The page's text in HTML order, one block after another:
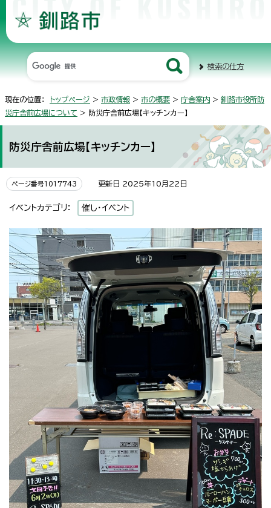
検索の仕方
現在の位置： トップページ > 市政情報 > 市の概要 > 庁舎案内 > 釧路市役所防
災庁舎前広場について > 防災庁舎前広場【キッチンカー】
防災庁舎前広場【キッチンカー】
ページ番号1017743 更新日 2025年10月22日
イベントカテゴリ： 催し・イベント